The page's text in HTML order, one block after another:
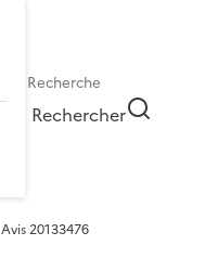
Rechercher
Avis 20133476